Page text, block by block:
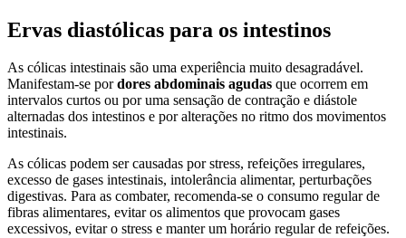
Ervas diastólicas para os intestinos
As cólicas intestinais são uma experiência muito desagradável.
Manifestam-se pordores abdominais agudas que ocorrem em
intervalos curtos ou por uma sensação de contração e diástole
alternadas dos intestinos e por alterações no ritmo dos movimentos
intestinais.
As cólicas podem ser causadas por stress, refeições irregulares,
excesso de gases intestinais, intolerância alimentar, perturbações
digestivas. Para as combater, recomenda-se o consumo regular de
fibras alimentares, evitar os alimentos que provocam gases
excessivos, evitar o stress e manter um horário regular de refeições.